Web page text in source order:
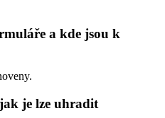
a kde jsou k
je lze uhradit